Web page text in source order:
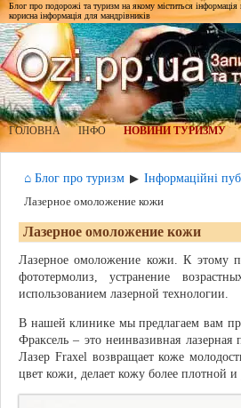
Блог про подорожі та туризм на якому міститься інформація
корисна інформація для мандрівників
ГОЛОВНА ІНФО НОВИНИ ТУРИЗМУ
⌂ Блог про туризм ▶ Інформаційні
Лазерное омоложение кожи
Лазерное омоложение кожи
Лазерное омоложение кожи. К этому
фототермолиз, устранение
использованием лазерной технологии.
В нашей клинике мы предлагаем вам
Фраксель – это неинвазивная
Лазер Fraxel возвращает коже
цвет кожи, делает кожу более плотной и